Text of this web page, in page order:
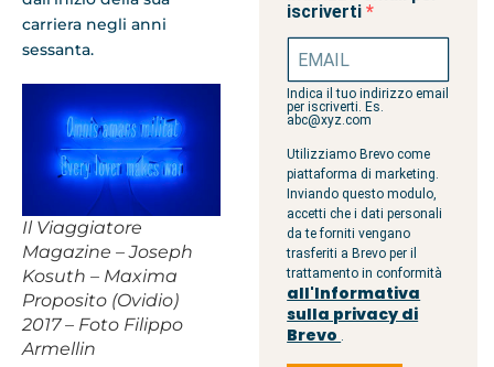
carriera negli anni
sessanta.
Il Viaggiatore
Magazine – Joseph
Kosuth – Maxima
Proposito (Ovidio)
2017 – Foto Filippo
Armellin
iscriverti
Indica il tuo indirizzo email
per iscriverti. Es.
abc@xyz.com
Utilizziamo Brevo come
piattaforma di marketing.
Inviando questo modulo,
accetti che i dati personali
da te forniti vengano
trasferiti a Brevo per il
trattamento in conformità
all'Informativa
sulla privacy di
Brevo .